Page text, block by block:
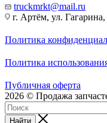
truckmrkt@mail.ru
г. Артём, ул.
Политика
Политика
Публичная оферта
2026 © Продажа
Найти